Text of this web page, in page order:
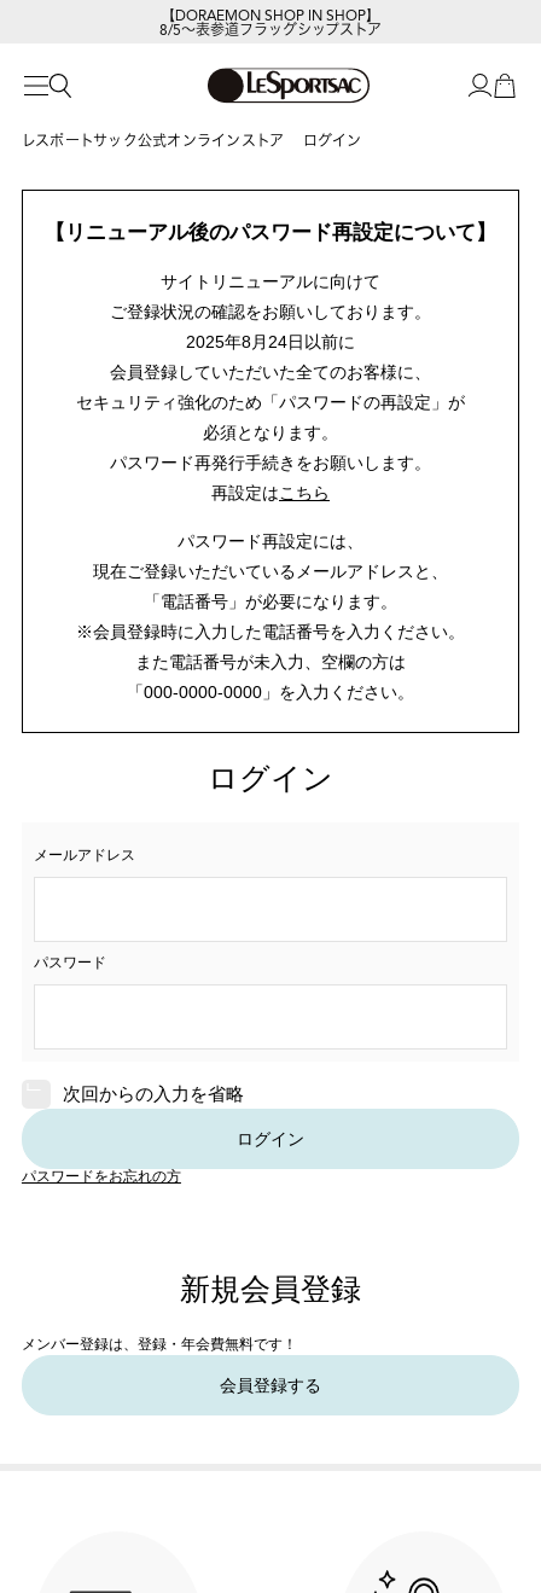
【DORAEMON SHOP IN SHOP】
8/5～表参道フラッグシップストア
レスポートサック公式オンラインストア ログイン
【リニューアル後のパスワード再設定について】
サイトリニューアルに向けて
ご登録状況の確認をお願いしております。
2025年8月24日以前に
会員登録していただいた全てのお客様に、
セキュリティ強化のため「パスワードの再設定」が
必須となります。
パスワード再発行手続きをお願いします。
再設定はこちら
パスワード再設定には、
現在ご登録いただいているメールアドレスと、
「電話番号」が必要になります。
※会員登録時に入力した電話番号を入力ください。
また電話番号が未入力、空欄の方は
「000-0000-0000」を入力ください。
ログイン
メールアドレス
パスワード
次回からの入力を省略
ログイン
パスワードをお忘れの方
新規会員登録
メンバー登録は、登録・年会費無料です！
会員登録する